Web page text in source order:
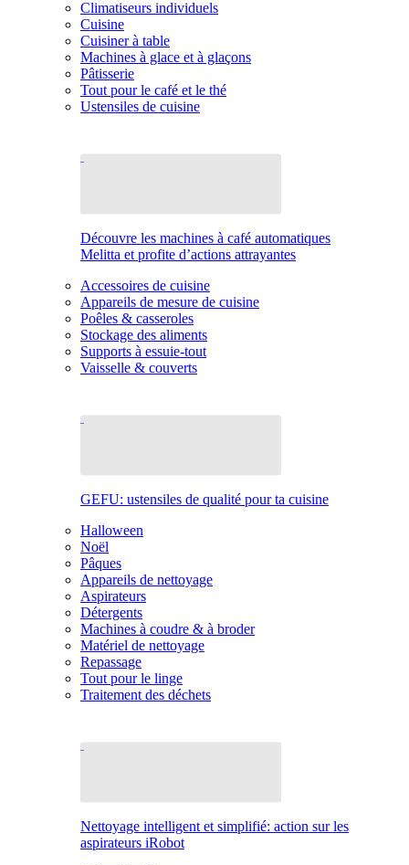
Climatiseurs individuels
Cuisine
Cuisiner à table
Machines à glace et à glaçons
Pâtisserie
Tout pour le café et le thé
Ustensiles de cuisine
Découvre les machines à café automatiques
Melitta et profite d’actions attrayantes
Accessoires de cuisine
Appareils de mesure de cuisine
Poêles & casseroles
Stockage des aliments
Supports à essuie-tout
Vaisselle & couverts
GEFU: ustensiles de qualité pour ta cuisine
Halloween
Noël
Pâques
Appareils de nettoyage
Aspirateurs
Détergents
Machines à coudre & à broder
Matériel de nettoyage
Repassage
Tout pour le linge
Traitement des déchets
Nettoyage intelligent et simplifié: action sur les
aspirateurs iRobot